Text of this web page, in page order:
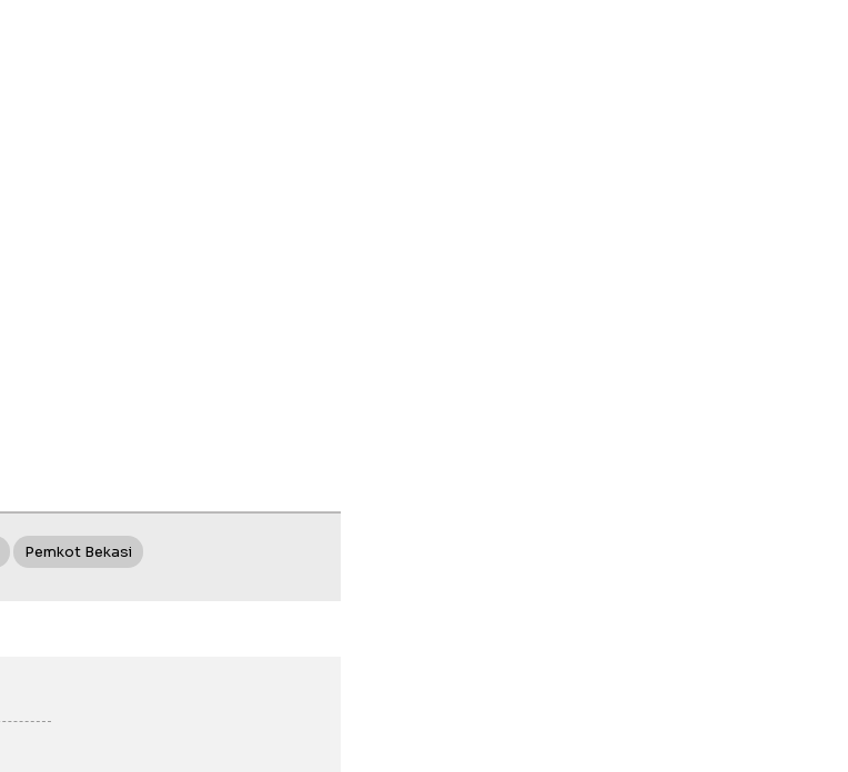
Pemkot Bekasi